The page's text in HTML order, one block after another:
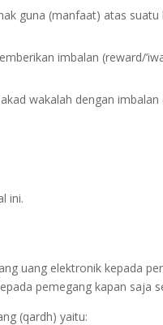
guna (manfaat) atas
imbalan (reward/
wakalah dengan imbalan
ini.
uang elektronik kepada
pemegang kapan saja
(qardh) yaitu: